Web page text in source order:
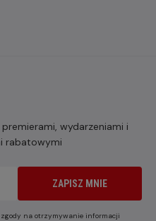
wydarzeniami i
rabatowymi
ZAPISZ MNIE
na otrzymywanie informacji